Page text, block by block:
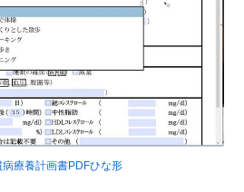
療養計画書PDFひな形